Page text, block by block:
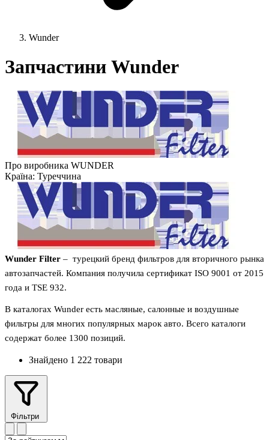
Wunder
Запчастини Wunder
Про виробника WUNDER
Країна: Туреччина
Wunder Filter – турецкий бренд фильтров для вторичного рынка
автозапчастей. Компания получила сертификат ISO 9001 от 2015
года и TSE 932.
В каталогах Wunder есть масляные, салонные и воздушные
фильтры для многих популярных марок авто. Всего каталоги
содержат более 1300 позиций.
Знайдено 1 222 товари
Фільтри